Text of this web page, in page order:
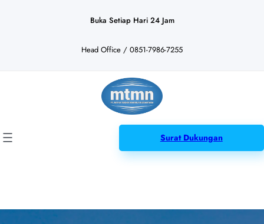
Buka Setiap Hari 24 Jam
Head Office / 0851-7986-7255
Surat Dukungan